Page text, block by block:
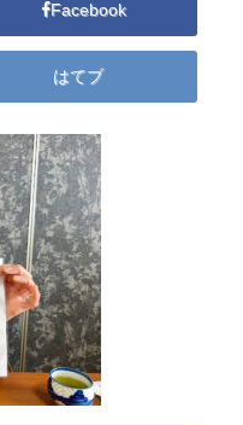
Facebook
はてブ